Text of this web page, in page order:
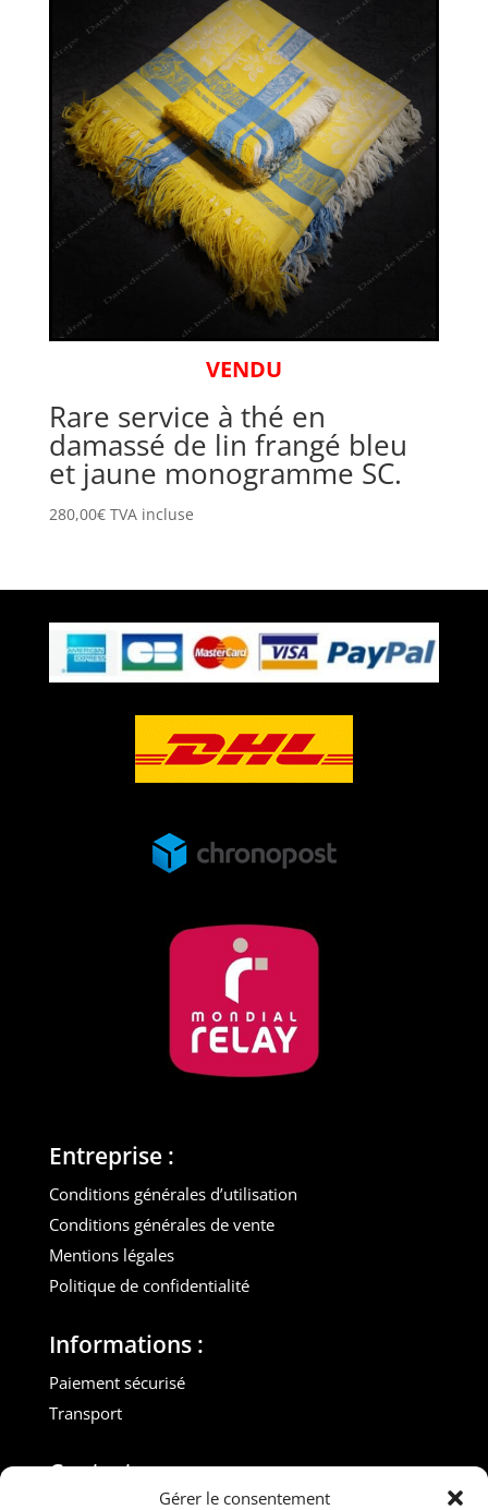
Gérer le consentement
VENDU
Rare service à thé en
damassé de lin frangé bleu
et jaune monogramme SC.
280,00€ TVA incluse
Entreprise :
Conditions générales d’utilisation
Conditions générales de vente
Mentions légales
Politique de confidentialité
Informations :
Paiement sécurisé
Transport
Contact :